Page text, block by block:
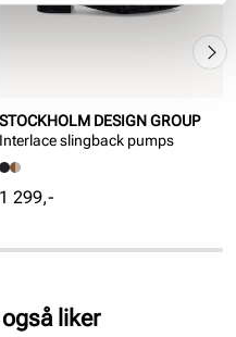
STOCKHOLM DESIGN GROUP
Interlace slingback pumps
Pris
1 299,-
liker